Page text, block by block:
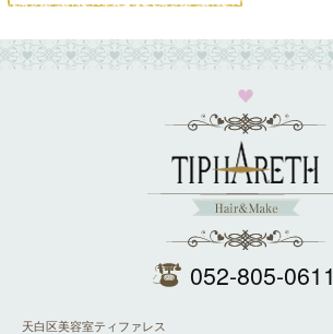
052-805-0611
天白区美容室ティファレス